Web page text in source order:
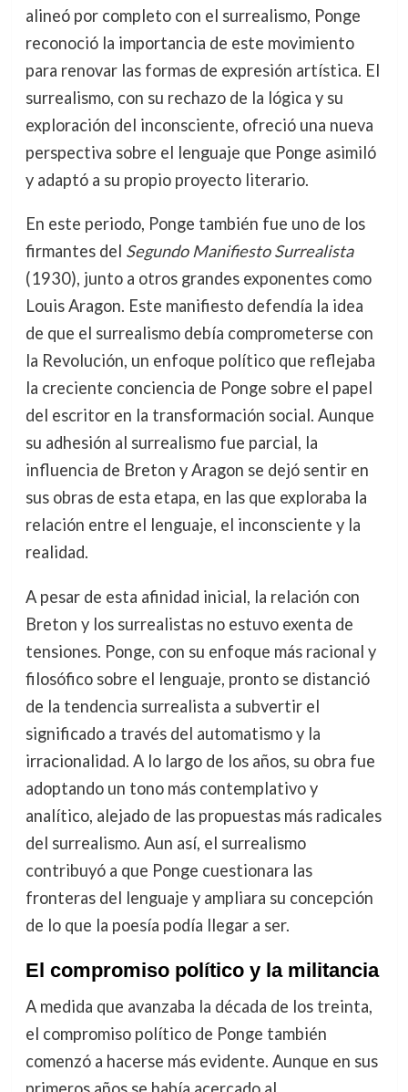
alineó por completo con el surrealismo, Ponge
reconoció la importancia de este movimiento
para renovar las formas de expresión artística. El
surrealismo, con su rechazo de la lógica y su
exploración del inconsciente, ofreció una nueva
perspectiva sobre el lenguaje que Ponge asimiló
y adaptó a su propio proyecto literario.
En este periodo, Ponge también fue uno de los
firmantes del Segundo Manifiesto Surrealista
(1930), junto a otros grandes exponentes como
Louis Aragon. Este manifiesto defendía la idea
de que el surrealismo debía comprometerse con
la Revolución, un enfoque político que reflejaba
la creciente conciencia de Ponge sobre el papel
del escritor en la transformación social. Aunque
su adhesión al surrealismo fue parcial, la
influencia de Breton y Aragon se dejó sentir en
sus obras de esta etapa, en las que exploraba la
relación entre el lenguaje, el inconsciente y la
realidad.
A pesar de esta afinidad inicial, la relación con
Breton y los surrealistas no estuvo exenta de
tensiones. Ponge, con su enfoque más racional y
filosófico sobre el lenguaje, pronto se distanció
de la tendencia surrealista a subvertir el
significado a través del automatismo y la
irracionalidad. A lo largo de los años, su obra fue
adoptando un tono más contemplativo y
analítico, alejado de las propuestas más radicales
del surrealismo. Aun así, el surrealismo
contribuyó a que Ponge cuestionara las
fronteras del lenguaje y ampliara su concepción
de lo que la poesía podía llegar a ser.
El compromiso político y la militancia
A medida que avanzaba la década de los treinta,
el compromiso político de Ponge también
comenzó a hacerse más evidente. Aunque en sus
primeros años se había acercado al